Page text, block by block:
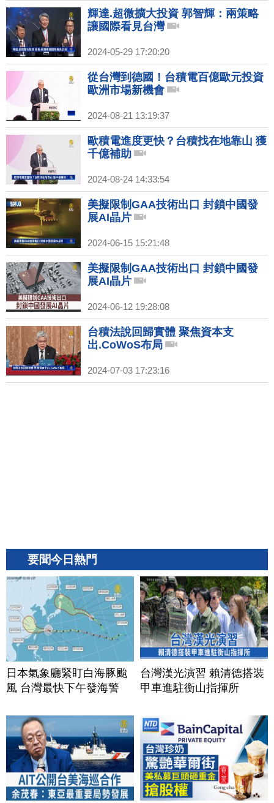
輝達.超微擴大投資 郭智輝：兩策略
讓國際看見台灣
2024-05-29 17:20:20
從台灣到德國！台積電百億歐元投資
歐洲市場新機會
2024-08-21 13:19:37
歐積電進度更快？台積找在地靠山 獲
千億補助
2024-08-24 14:33:54
美擬限制GAA技術出口 封鎖中國發
展AI晶片
2024-06-15 15:21:48
美擬限制GAA技術出口 封鎖中國發
展AI晶片
2024-06-12 19:28:08
台積法說回歸實體 聚焦資本支
出.CoWoS布局
2024-07-03 17:23:16
要聞今日熱門
日本氣象廳緊盯白海豚颱
風 台灣最快下午發海警
台灣漢光演習 賴清德搭裝
甲車進駐衡山指揮所